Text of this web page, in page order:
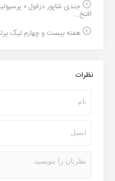
افتخ...
هفته بیست و چهارم لیگ برتر/
نظرات